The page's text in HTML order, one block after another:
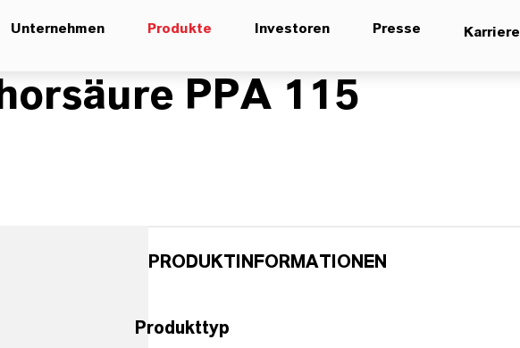
Unternehmen Produkte Investoren Presse Karriere
PPA 115
PRODUKTINFORMATIONEN
Produkttyp